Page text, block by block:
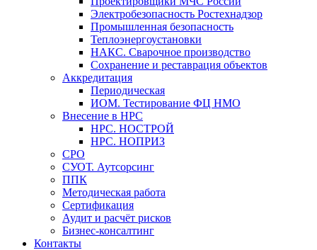
Электробезопасность Ростехнадзор
Промышленная безопасность
Теплоэнергоустановки
НАКС. Сварочное производство
Сохранение и реставрация объектов
Аккредитация
Периодическая
ИОМ. Тестирование ФЦ НМО
Внесение в НРС
НРС. НОСТРОЙ
НРС. НОПРИЗ
СРО
СУОТ. Аутсорсинг
ППК
Методическая работа
Сертификация
Аудит и расчёт рисков
Бизнес-консалтинг
Контакты